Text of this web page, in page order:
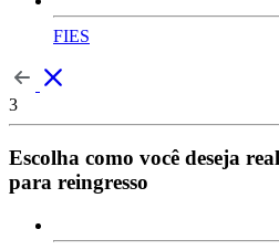
FIES
3
Escolha como você deseja
para reingresso